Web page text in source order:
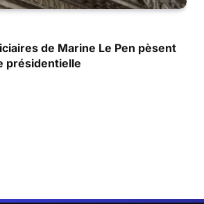
de Marine Le Pen pèsent
présidentielle